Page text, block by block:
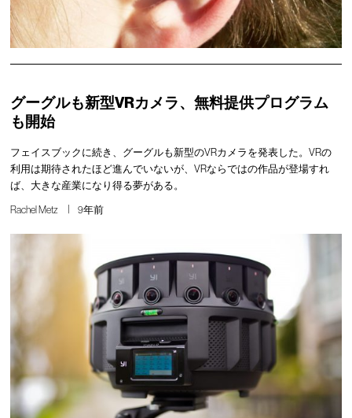
グーグルも新型VRカメラ、無料提供プログラム
も開始
フェイスブックに続き、グーグルも新型のVRカメラを発表した。VRの
利用は期待されたほど進んでいないが、VRならではの作品が登場すれ
ば、大きな産業になり得る夢がある。
Rachel Metz 9年前